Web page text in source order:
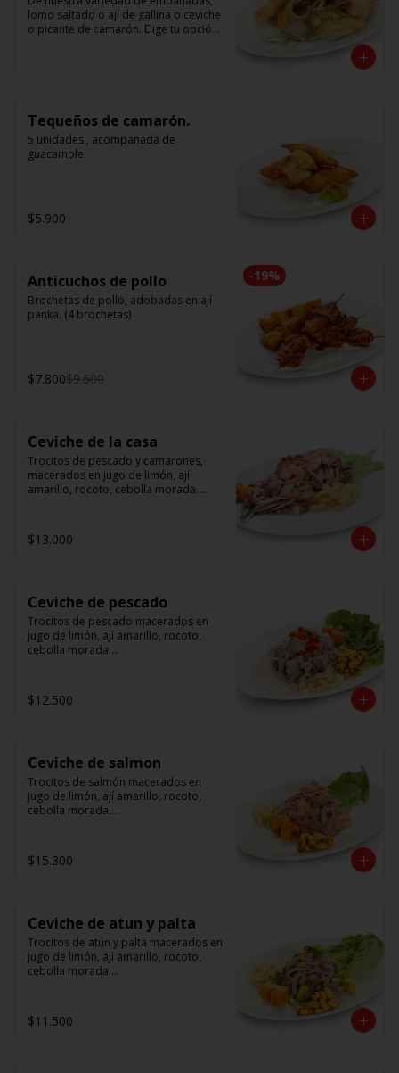
lomo saltado o ají de gallina o ceviche
o picante de camarón. Elige tu opción
Tequeños de camarón.
5 unidades , acompañada de
guacamole.
$5.900
-19%
Anticuchos de pollo
Brochetas de pollo, adobadas en ají
panka. (4 brochetas)
$7.800$9.600
Ceviche de la casa
Trocitos de pescado y camarones,
macerados en jugo de limón, ají
amarillo, rocoto, cebolla morada.
$13.000
Ceviche de pescado
Trocitos de pescado macerados en
jugo de limón, ají amarillo, rocoto,
cebolla morada.
$12.500
Ceviche de salmon
Trocitos de salmón macerados en
jugo de limón, ají amarillo, rocoto,
cebolla morada.
$15.300
Ceviche de atun y palta
Trocitos de atún y palta macerados en
jugo de limón, ají amarillo, rocoto,
cebolla morada.
$11.500